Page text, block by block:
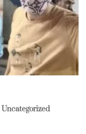
Uncategorized